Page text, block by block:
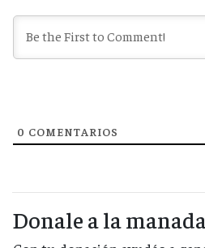
0 COMENTARIOS
Donale a la manada